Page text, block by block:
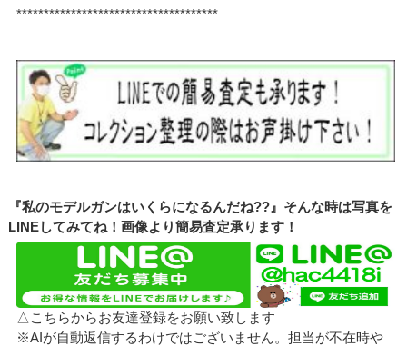
*************************************
『私のモデルガンはいくらになるんだね??』そんな時は写真を
LINEしてみてね！画像より簡易査定承ります！
△こちらからお友達登録をお願い致します
※AIが自動返信するわけではございません。担当が不在時や